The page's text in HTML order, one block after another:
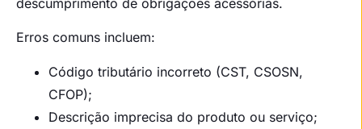
Erros comuns incluem:
Código tributário incorreto (CST, CSOSN,
CFOP);
Descrição imprecisa do produto ou serviço;